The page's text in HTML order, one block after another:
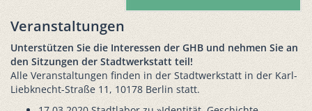
Veranstaltungen
Unterstützen Sie die Interessen der GHB und nehmen Sie an
den Sitzungen der Stadtwerkstatt teil!
Alle Veranstaltungen finden in der Stadtwerkstatt in der Karl-
Liebknecht-Straße 11, 10178 Berlin statt.